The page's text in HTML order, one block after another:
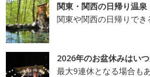
関東・関西の日帰り温泉
関東や関西の日帰りで
2026年のお盆休みはい
最大9連休となる場合も